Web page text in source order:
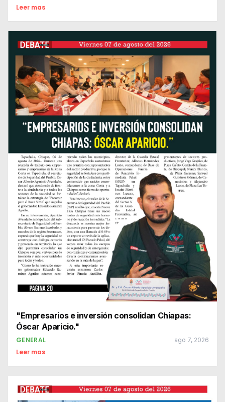
Leer mas
"Empresarios e inversión consolidan Chiapas:
GENERAL ago 7, 2026
Leer mas